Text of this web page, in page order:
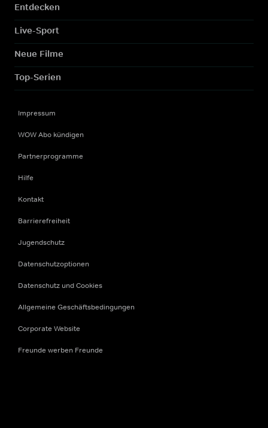
Entdecken
Live-Sport
Neue Filme
Top-Serien
Impressum
WOW Abo kündigen
Partnerprogramme
Hilfe
Kontakt
Barrierefreiheit
Jugendschutz
Datenschutzoptionen
Datenschutz und Cookies
Allgemeine Geschäftsbedingungen
Corporate Website
Freunde werben Freunde